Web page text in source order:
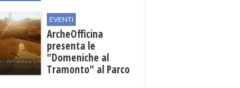
EVENTI
ArcheOfficina
presenta le
"Domeniche al
Tramonto" al Parco